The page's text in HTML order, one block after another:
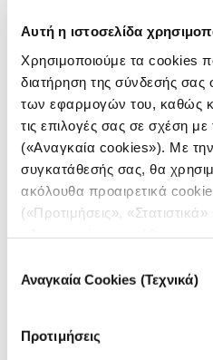
Αυτή η ιστοσελίδα
Χρησιμοποιούμε τα cookies
διατήρηση της σύνδεσής σας
των εφαρμογών του, καθώς
τις επιλογές σας σε σχέση
(«Αναγκαία cookies»). Με
συγκατάθεσής σας, θα
ακόλουθα προαιρετικά
(«Προτιμήσεις»,
συγκατάθεσης
Αναγκαία Cookies (Τεχνικά)
Προτιμήσεις
Έκθεση
σύντομος οδηγός